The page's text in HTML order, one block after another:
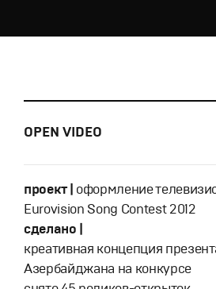
OPEN VIDEO
проект | оформление
Eurovision Song Contest 2012
сделано |
креативная концепция
Азербайджана на конкурсе